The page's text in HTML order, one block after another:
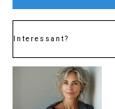
Interessant?